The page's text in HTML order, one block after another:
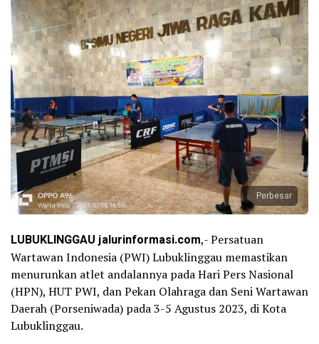
Perbesar
LUBUKLINGGAU jalurinformasi.com,- Persatuan
Wartawan Indonesia (PWI) Lubuklinggau memastikan
menurunkan atlet andalannya pada Hari Pers Nasional
(HPN), HUT PWI, dan Pekan Olahraga dan Seni Wartawan
Daerah (Porseniwada) pada 3-5 Agustus 2023, di Kota
Lubuklinggau.